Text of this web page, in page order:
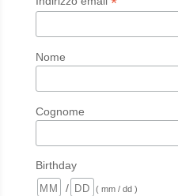
Nome
Cognome
Birthday
/
( mm / dd )